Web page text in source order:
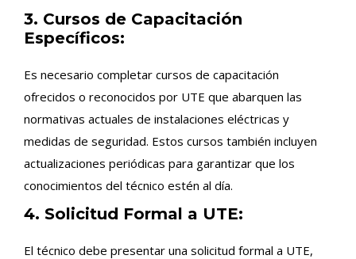
3. Cursos de Capacitación
Específicos:
Es necesario completar cursos de capacitación
ofrecidos o reconocidos por UTE que abarquen las
normativas actuales de instalaciones eléctricas y
medidas de seguridad. Estos cursos también incluyen
actualizaciones periódicas para garantizar que los
conocimientos del técnico estén al día.
4. Solicitud Formal a UTE:
El técnico debe presentar una solicitud formal a UTE,